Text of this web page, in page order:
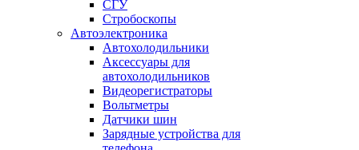
СГУ
Стробоскопы
Автоэлектроника
Автохолодильники
Аксессуары для
автохолодильников
Видеорегистраторы
Вольтметры
Датчики шин
Зарядные устройства для